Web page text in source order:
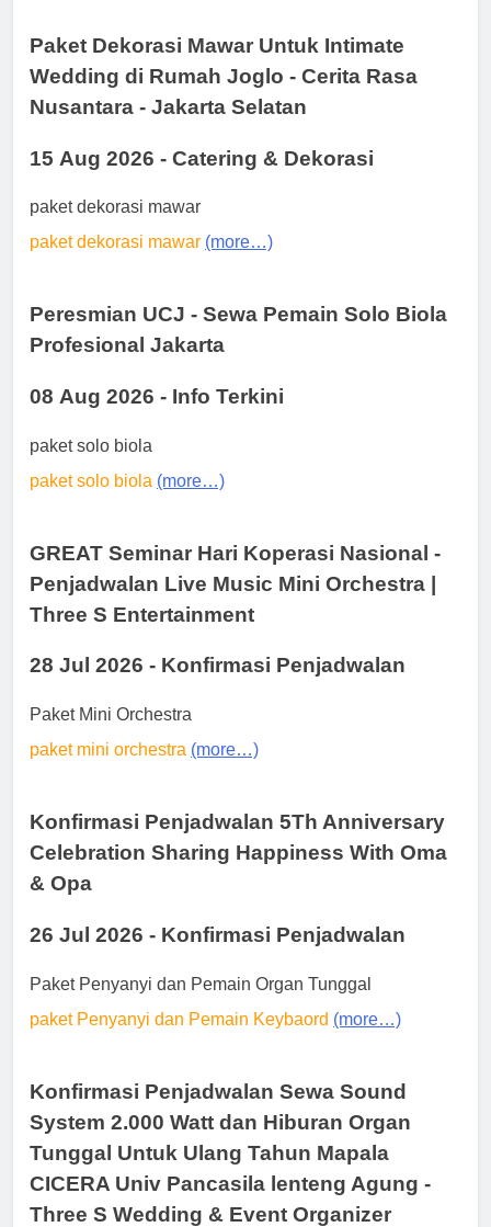
Paket Dekorasi Mawar Untuk Intimate
Wedding di Rumah Joglo - Cerita Rasa
Nusantara - Jakarta Selatan
15 Aug 2026 - Catering & Dekorasi
paket dekorasi mawar
paket dekorasi mawar (more…)
Peresmian UCJ - Sewa Pemain Solo Biola
Profesional Jakarta
08 Aug 2026 - Info Terkini
paket solo biola
paket solo biola (more…)
GREAT Seminar Hari Koperasi Nasional -
Penjadwalan Live Music Mini Orchestra |
Three S Entertainment
28 Jul 2026 - Konfirmasi Penjadwalan
Paket Mini Orchestra
paket mini orchestra (more…)
Konfirmasi Penjadwalan 5Th Anniversary
Celebration Sharing Happiness With Oma
& Opa
26 Jul 2026 - Konfirmasi Penjadwalan
Paket Penyanyi dan Pemain Organ Tunggal
paket Penyanyi dan Pemain Keybaord (more…)
Konfirmasi Penjadwalan Sewa Sound
System 2.000 Watt dan Hiburan Organ
Tunggal Untuk Ulang Tahun Mapala
CICERA Univ Pancasila lenteng Agung -
Three S Wedding & Event Organizer